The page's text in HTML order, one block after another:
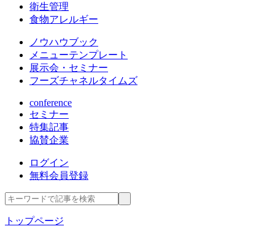
衛生管理
食物アレルギー
ノウハウブック
メニューテンプレート
展示会・セミナー
フーズチャネルタイムズ
conference
セミナー
特集記事
協賛企業
ログイン
無料会員登録
トップページ